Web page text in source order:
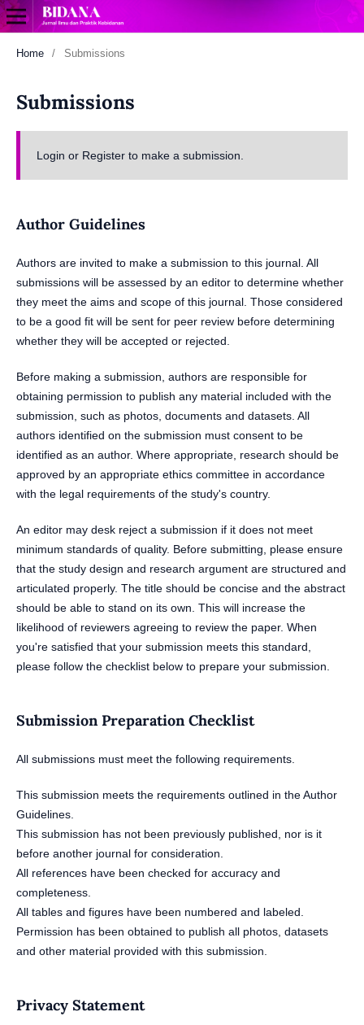
Home / Submissions
Submissions
Login or Registerto make a submission.
Author Guidelines
Authors are invited to make a submission to this journal. All
submissions will be assessed by an editor to determine whether
they meet the aims and scope of this journal. Those considered
to be a good fit will be sent for peer review before determining
whether they will be accepted or rejected.
Before making a submission, authors are responsible for
obtaining permission to publish any material included with the
submission, such as photos, documents and datasets. All
authors identified on the submission must consent to be
identified as an author. Where appropriate, research should be
approved by an appropriate ethics committee in accordance
with the legal requirements of the study's country.
An editor may desk reject a submission if it does not meet
minimum standards of quality. Before submitting, please ensure
that the study design and research argument are structured and
articulated properly. The title should be concise and the abstract
should be able to stand on its own. This will increase the
likelihood of reviewers agreeing to review the paper. When
you're satisfied that your submission meets this standard,
please follow the checklist below to prepare your submission.
Submission Preparation Checklist
All submissions must meet the following requirements.
This submission meets the requirements outlined in theAuthor
Guidelines.
This submission has not been previously published, nor is it
before another journal for consideration.
All references have been checked for accuracy and
completeness.
All tables and figures have been numbered and labeled.
Permission has been obtained to publish all photos, datasets
and other material provided with this submission.
Privacy Statement